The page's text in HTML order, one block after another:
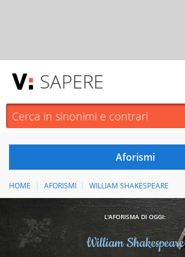
SAPERE
HOME AFORISMI WILLIAM SHAKESPEARE
L'AFORISMA DI OGGI:
William Shakespeare